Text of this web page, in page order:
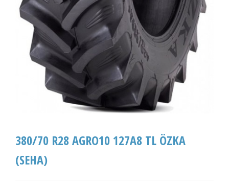
380/70 R28 AGRO10 127A8 TL ÖZKA
(SEHA)